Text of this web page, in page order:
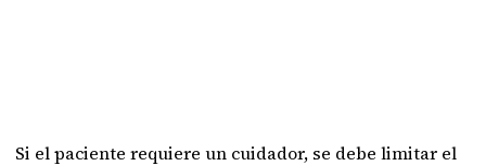
Si el paciente requiere un cuidador, se debe limitar el